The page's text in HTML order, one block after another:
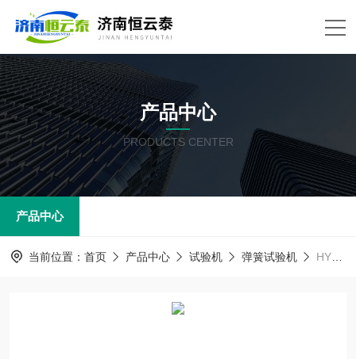
产品中心
PRODUCTS CENTER
产品中心
当前位置： 首页 产品中心 试验机 弹簧试验机 HYT-B2.7压缩气弹簧压缩力试验机